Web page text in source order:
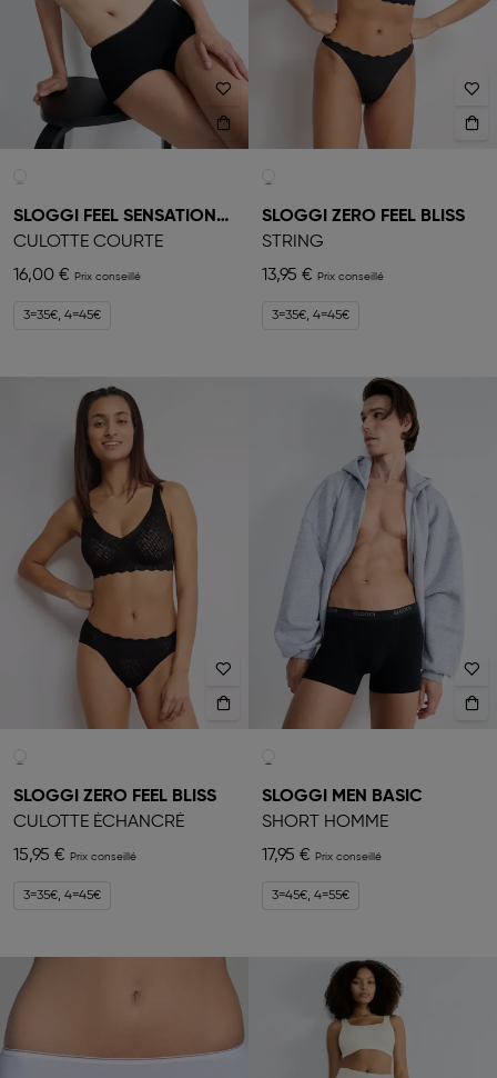
SLOGGI FEEL SENSATIONAL
CULOTTE COURTE
16,00 €
3=35€, 4=45€
SLOGGI ZERO FEEL BLISS
STRING
13,95 €
3=35€, 4=45€
SLOGGI ZERO FEEL BLISS
CULOTTE ÉCHANCRÉ
15,95 €
3=35€, 4=45€
SLOGGI MEN BASIC
SHORT HOMME
17,95 €
3=45€, 4=55€